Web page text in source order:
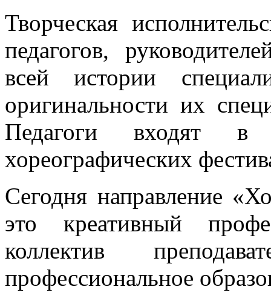
Творческая
педагогов,
всей истории
оригинальности их
Педагоги входят
хореографических
Сегодня направление
это креативный
коллектив
профессиональное